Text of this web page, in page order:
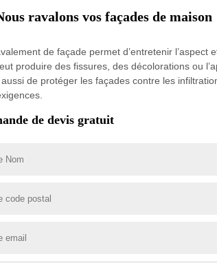
ravalons vos façades de maison
de façade permet d’entretenir
produire des fissures, des décolorations ou
de protéger les façades contre les
de devis gratuit